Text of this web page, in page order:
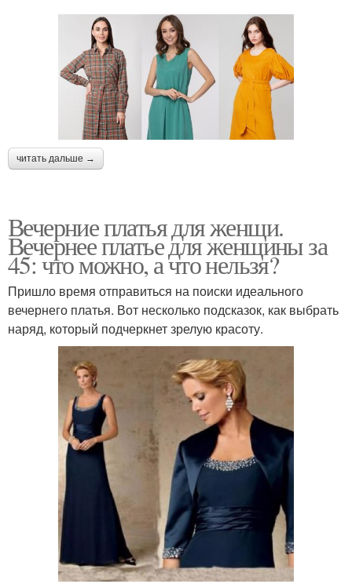
читать дальше →
Вечерние платья для женщи.
Вечернее платье для женщины за
45: что можно, а что нельзя?
Пришло время отправиться на поиски идеального
вечернего платья. Вот несколько подсказок, как выбрать
наряд, который подчеркнет зрелую красоту.